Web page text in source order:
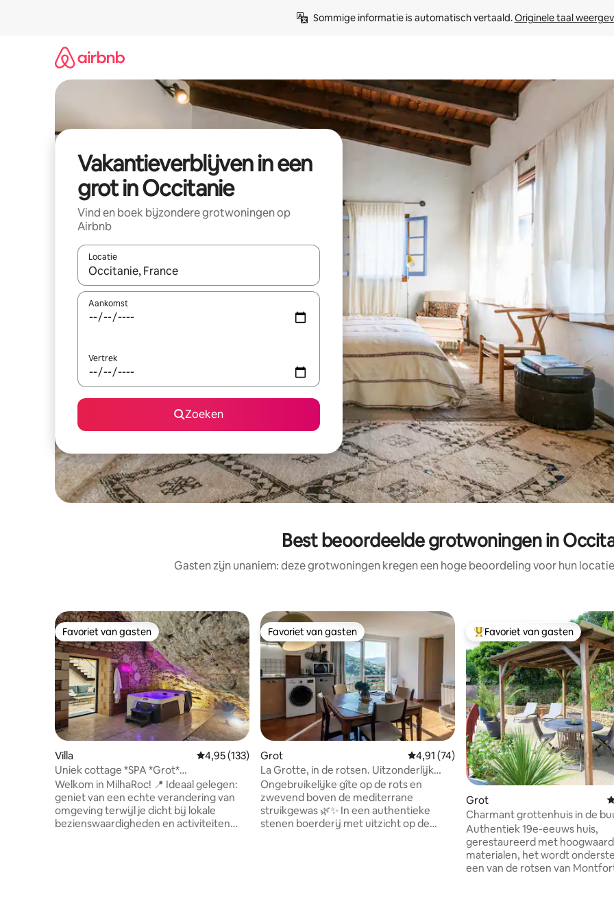
Sommige informatie is automatisch vertaald. Originele taal
Vakantieverblijven in een
grot in Occitanie
Vind en boek bijzondere grotwoningen op
Airbnb
Locatie
Wanneer er resultaten beschikbaar zijn, maak je een keuze met je de pijltjestoetsen omhoog en omlaag, óf door te
Aankomst
Vertrek
Zoeken
Best beoordeelde grotwoningen in
Gasten zijn unaniem: deze grotwoningen kregen een hoge beoordeling voor hun
Favoriet van gasten
Favoriet van gasten
Villa Gemiddelde beoordeling van 4,95 op 5, 133 recensies
4,95 (133)
Uniek cottage *SPA *Grot*
Klim*Houtkachel
Welkom in MilhaRoc! 📍 Ideaal gelegen:
geniet van een echte verandering van
omgeving terwijl je dicht bij lokale
bezienswaardigheden en activiteiten
Favoriet van gasten
Favoriet van gasten
Grot Gemiddelde beoordeling van 4,91 op 5, 74
4,91 (74)
La Grotte, in de rotsen. Uitzonderlijk
uitzicht
Ongebruikelijke gîte op de rots en
zwevend boven de mediterrane
struikgewas 🌿✨ In een authentieke
stenen boerderij met uitzicht op de
Topfavoriet van gasten
Favoriet van gasten
Grot
Charmant grottenhuis in de
Sarlat
Authentiek 19e-eeuws huis,
gerestaureerd met
materialen, het wordt
een van de rotsen van